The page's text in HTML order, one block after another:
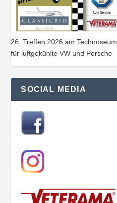
26. Treffen 2026 am Technoseum
für luftgekühlte VW und Porsche
SOCIAL MEDIA